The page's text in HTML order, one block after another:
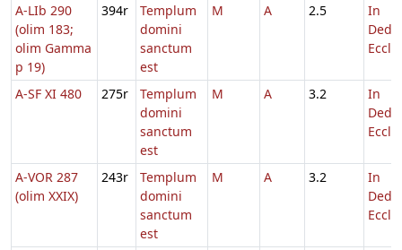
A-LIb 290
(olim 183;
olim Gamma
p 19)
394r
Templum
domini
sanctum
est
M A 2.5
In
Eccl.
A-SF XI 480 275r
Templum
domini
sanctum
est
M A 3.2
In
Eccl.
A-VOR 287
(olim XXIX)
243r
Templum
domini
sanctum
est
M A 3.2
In
Eccl.